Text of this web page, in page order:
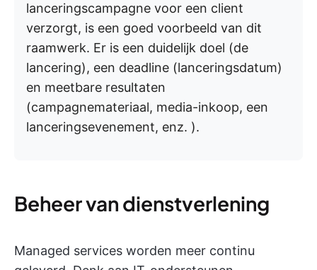
lanceringscampagne voor een client
verzorgt, is een goed voorbeeld van dit
raamwerk. Er is een duidelijk doel (de
lancering), een deadline (lanceringsdatum)
en meetbare resultaten
(campagnemateriaal, media-inkoop, een
lanceringsevenement, enz. ).
Beheer van dienstverlening
Managed services worden meer continu